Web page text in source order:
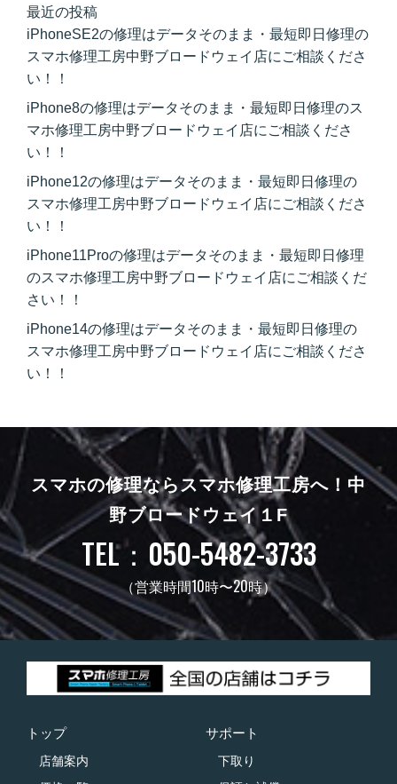
最近の投稿
iPhoneSE2の修理はデータそのまま・最短即日修理の
スマホ修理工房中野ブロードウェイ店にご相談くださ
い！！
iPhone8の修理はデータそのまま・最短即日修理のス
マホ修理工房中野ブロードウェイ店にご相談くださ
い！！
iPhone12の修理はデータそのまま・最短即日修理の
スマホ修理工房中野ブロードウェイ店にご相談くださ
い！！
iPhone11Proの修理はデータそのまま・最短即日修理
のスマホ修理工房中野ブロードウェイ店にご相談くだ
さい！！
iPhone14の修理はデータそのまま・最短即日修理の
スマホ修理工房中野ブロードウェイ店にご相談くださ
い！！
スマホの修理ならスマホ修理工房へ！ 中
野ブロードウェイ１F
TEL：050-5482-3733
（営業時間10時〜20時）
トップ
店舗案内
サポート
下取り